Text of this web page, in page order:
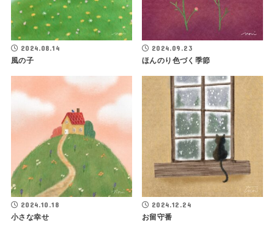
2024.08.14
風の子
2024.09.23
ほんのり色づく季節
2024.10.18
小さな幸せ
2024.12.24
お留守番